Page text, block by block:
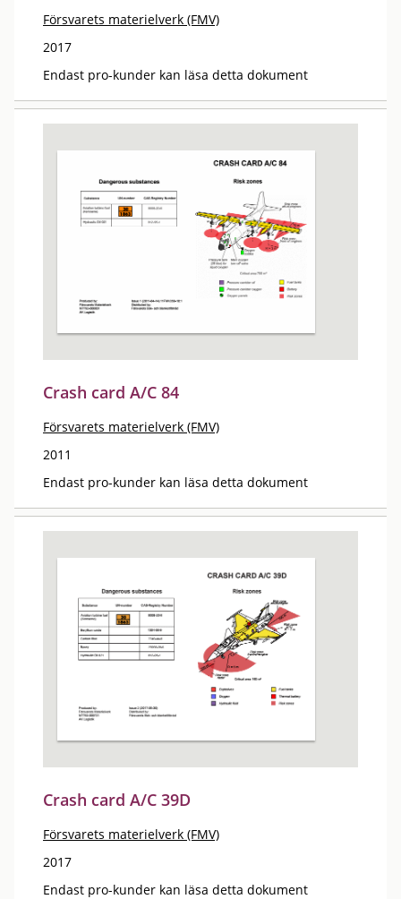
Försvarets materielverk (FMV)
2017
Endast pro-kunder kan läsa detta dokument
Crash card A/C 84
Försvarets materielverk (FMV)
2011
Endast pro-kunder kan läsa detta dokument
Crash card A/C 39D
Försvarets materielverk (FMV)
2017
Endast pro-kunder kan läsa detta dokument